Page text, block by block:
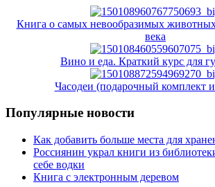
Книга о самых невообразимых
века
Вино и еда. Краткий курс для
Часодеи (подарочный комплект
Популярные новости
Как добавить больше места для
Россиянин украл книги из
себе водки
Книга с электронным деревом